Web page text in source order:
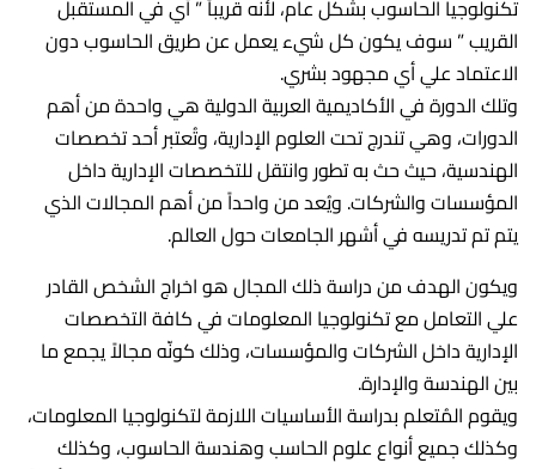
تكنولوجيا الحاسوب بشكل عام، لأنه قريباً ” أي في المستقبل
القريب ” سوف يكون كل شيء يعمل عن طريق الحاسوب دون
الاعتماد علي أي مجهود بشري.
وتلك الدورة في الأكاديمية العربية الدولية هي واحدة من أهم
الدورات، وهي تندرج تحت العلوم الإدارية، وتُعتبر أحد تخصصات
الهندسية، حيث حث به تطور وانتقل للتخصصات الإدارية داخل
المؤسسات والشركات. ويُعد من واحداً من أهم المجالات الذي
يتم تم تدريسه في أشهر الجامعات حول العالم.
ويكون الهدف من دراسة ذلك المجال هو اخراج الشخص القادر
علي التعامل مع تكنولوجيا المعلومات في كافة التخصصات
الإدارية داخل الشركات والمؤسسات، وذلك كونّه مجالاً يجمع ما
بين الهندسة والإدارة.
ويقوم المُتعلم بدراسة الأساسيات اللازمة لتكنولوجيا المعلومات،
وكذلك جميع أنواع علوم الحاسب وهندسة الحاسوب، وكذلك